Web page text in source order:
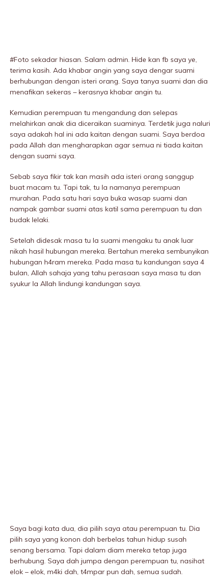
#Foto sekadar hiasan. Salam admin. Hide kan fb saya ye,
terima kasih. Ada khabar angin yang saya dengar suami
berhubungan dengan isteri orang. Saya tanya suami dan dia
menafikan sekeras – kerasnya khabar angin tu.
Kemudian perempuan tu mengandung dan selepas
melahirkan anak dia diceraikan suaminya. Terdetik juga naluri
saya adakah hal ini ada kaitan dengan suami. Saya berdoa
pada Allah dan mengharapkan agar semua ni tiada kaitan
dengan suami saya.
Sebab saya fikir tak kan masih ada isteri orang sanggup
buat macam tu. Tapi tak, tu la namanya perempuan
murahan. Pada satu hari saya buka wasap suami dan
nampak gambar suami atas katil sama perempuan tu dan
budak lelaki.
Setelah didesak masa tu la suami mengaku tu anak luar
nikah hasil hubungan mereka. Bertahun mereka sembunyikan
hubungan h4ram mereka. Pada masa tu kandungan saya 4
bulan, Allah sahaja yang tahu perasaan saya masa tu dan
syukur la Allah Iindungi kandungan saya.
Saya bagi kata dua, dia pilih saya atau perempuan tu. Dia
pilih saya yang konon dah berbeIas tahun hidup susah
senang bersama. Tapi dalam diam mereka tetap juga
berhubung. Saya dah jumpa dengan perempuan tu, nasihat
elok – elok, m4ki dah, t4mpar pun dah, semua sudah.